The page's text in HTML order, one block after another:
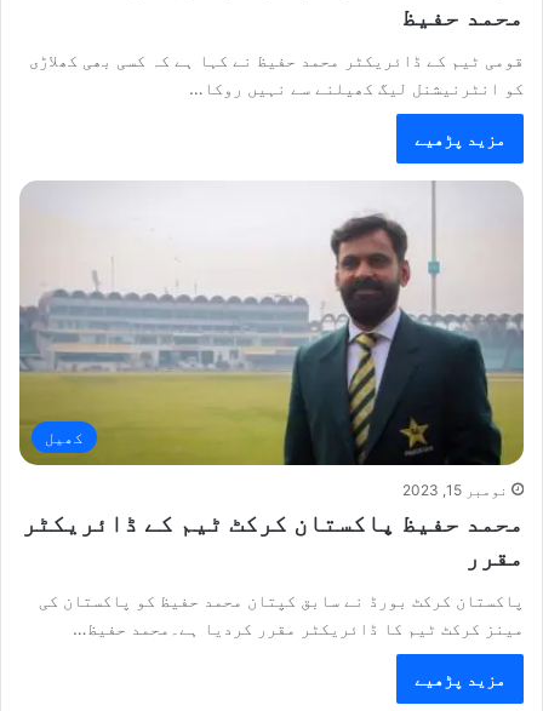
محمد حفیظ
قومی ٹیم کے ڈائریکٹر محمد حفیظ نے کہا ہے کہ کسی بھی کھلاڑی
کو انٹرنیشنل لیگ کھیلنے سے نہیں روکا…
مزید پڑھیے
کھیل
نومبر 15, 2023
محمد حفیظ پاکستان کرکٹ ٹیم کے ڈائریکٹر
مقرر
پاکستان کرکٹ بورڈ نے سابق کپتان محمد حفیظ کو پاکستان کی
مینز کرکٹ ٹیم کا ڈائریکٹر مقرر کردیا ہے۔محمد حفیظ…
مزید پڑھیے